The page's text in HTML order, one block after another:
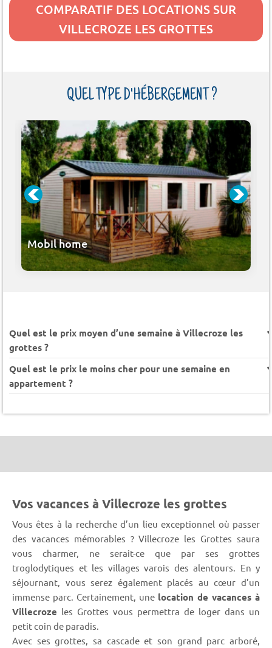
COMPARATIF DES LOCATIONS SUR
VILLECROZE LES GROTTES
QUEL TYPE D'HÉBERGEMENT ?
Mobil home
Quel est le prix moyen d’une semaine à Villecroze les
grottes ?
Quel est le prix le moins cher pour une semaine en
appartement ?
Vos vacances à Villecroze les grottes
Vous êtes à la recherche d’un lieu exceptionnel où passer
des vacances mémorables ? Villecroze les Grottes saura
vous charmer, ne serait-ce que par ses grottes
troglodytiques et les villages varois des alentours. En y
séjournant, vous serez également placés au cœur d’un
immense parc. Certainement, une location de vacances à
Villecroze les Grottes vous permettra de loger dans un
petit coin de paradis.
Avec ses grottes, sa cascade et son grand parc arboré,